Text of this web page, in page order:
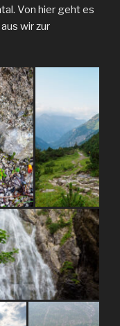
Von hier geht es
wir zur